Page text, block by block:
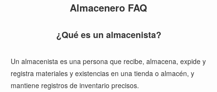
Almacenero FAQ
¿Qué es un almacenista?
Un almacenista es una persona que recibe, almacena, expide y
registra materiales y existencias en una tienda o almacén, y
mantiene registros de inventario precisos.